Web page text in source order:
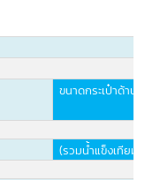
ขนาดกระเป๋าด้านใน
(รวมน้ำแข็งเทียมขนา